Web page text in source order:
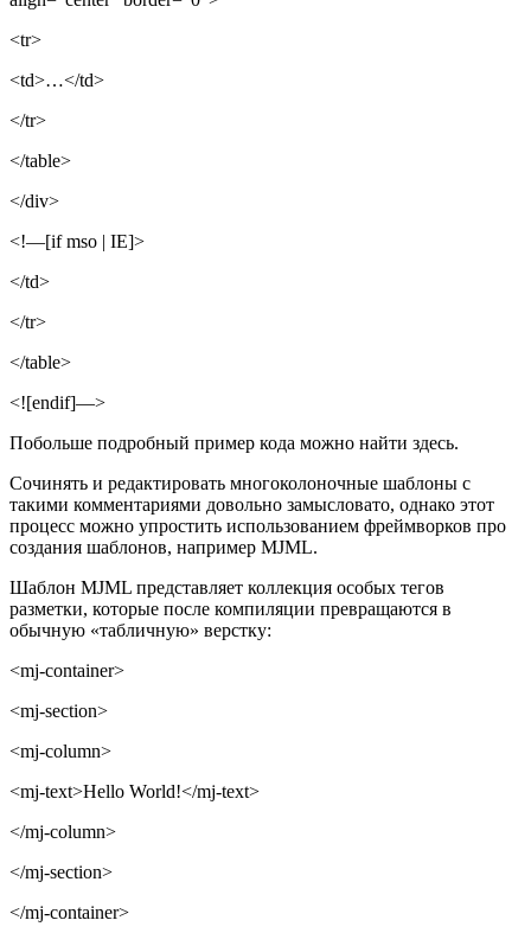
<tr>
<td>…</td>
</tr>
</table>
</div>
<!—[if mso | IE]>
</td>
</tr>
</table>
<![endif]—>
Побольше подробный пример кода можно найти здесь.
Сочинять и редактировать многоколоночные шаблоны с
такими комментариями довольно замысловато, однако этот
процесс можно упростить использованием фреймворков про
создания шаблонов, например MJML.
Шаблон MJML представляет коллекция особых тегов
разметки, которые после компиляции превращаются в
обычную «табличную» верстку:
<mj-container>
<mj-section>
<mj-column>
<mj-text>Hello World!</mj-text>
</mj-column>
</mj-section>
</mj-container>